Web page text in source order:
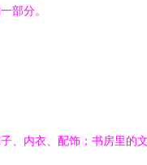
部分。
、内衣、配饰；书房里的